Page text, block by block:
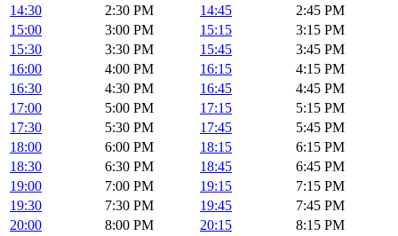
14:30
2:30 PM 14:45
2:45 PM
15:00
3:00 PM 15:15
3:15 PM
15:30
3:30 PM 15:45
3:45 PM
16:00
4:00 PM 16:15
4:15 PM
16:30
4:30 PM 16:45
4:45 PM
17:00
5:00 PM 17:15
5:15 PM
17:30
5:30 PM 17:45
5:45 PM
18:00
6:00 PM 18:15
6:15 PM
18:30
6:30 PM 18:45
6:45 PM
19:00
7:00 PM 19:15
7:15 PM
19:30
7:30 PM 19:45
7:45 PM
20:00
8:00 PM 20:15
8:15 PM